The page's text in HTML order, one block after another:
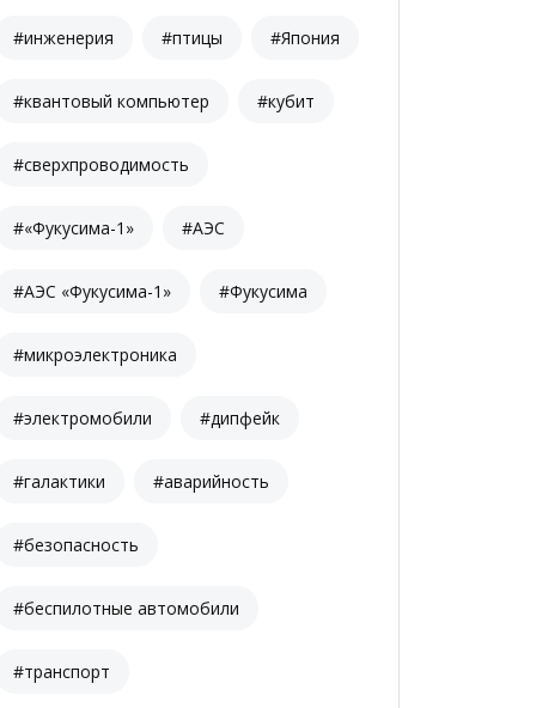
#инженерия #птицы #Япония
#квантовый компьютер #кубит
#сверхпроводимость
#«Фукусима-1» #АЭС
#АЭС «Фукусима-1» #Фукусима
#микроэлектроника
#электромобили #дипфейк
#галактики #аварийность
#безопасность
#беспилотные автомобили
#транспорт